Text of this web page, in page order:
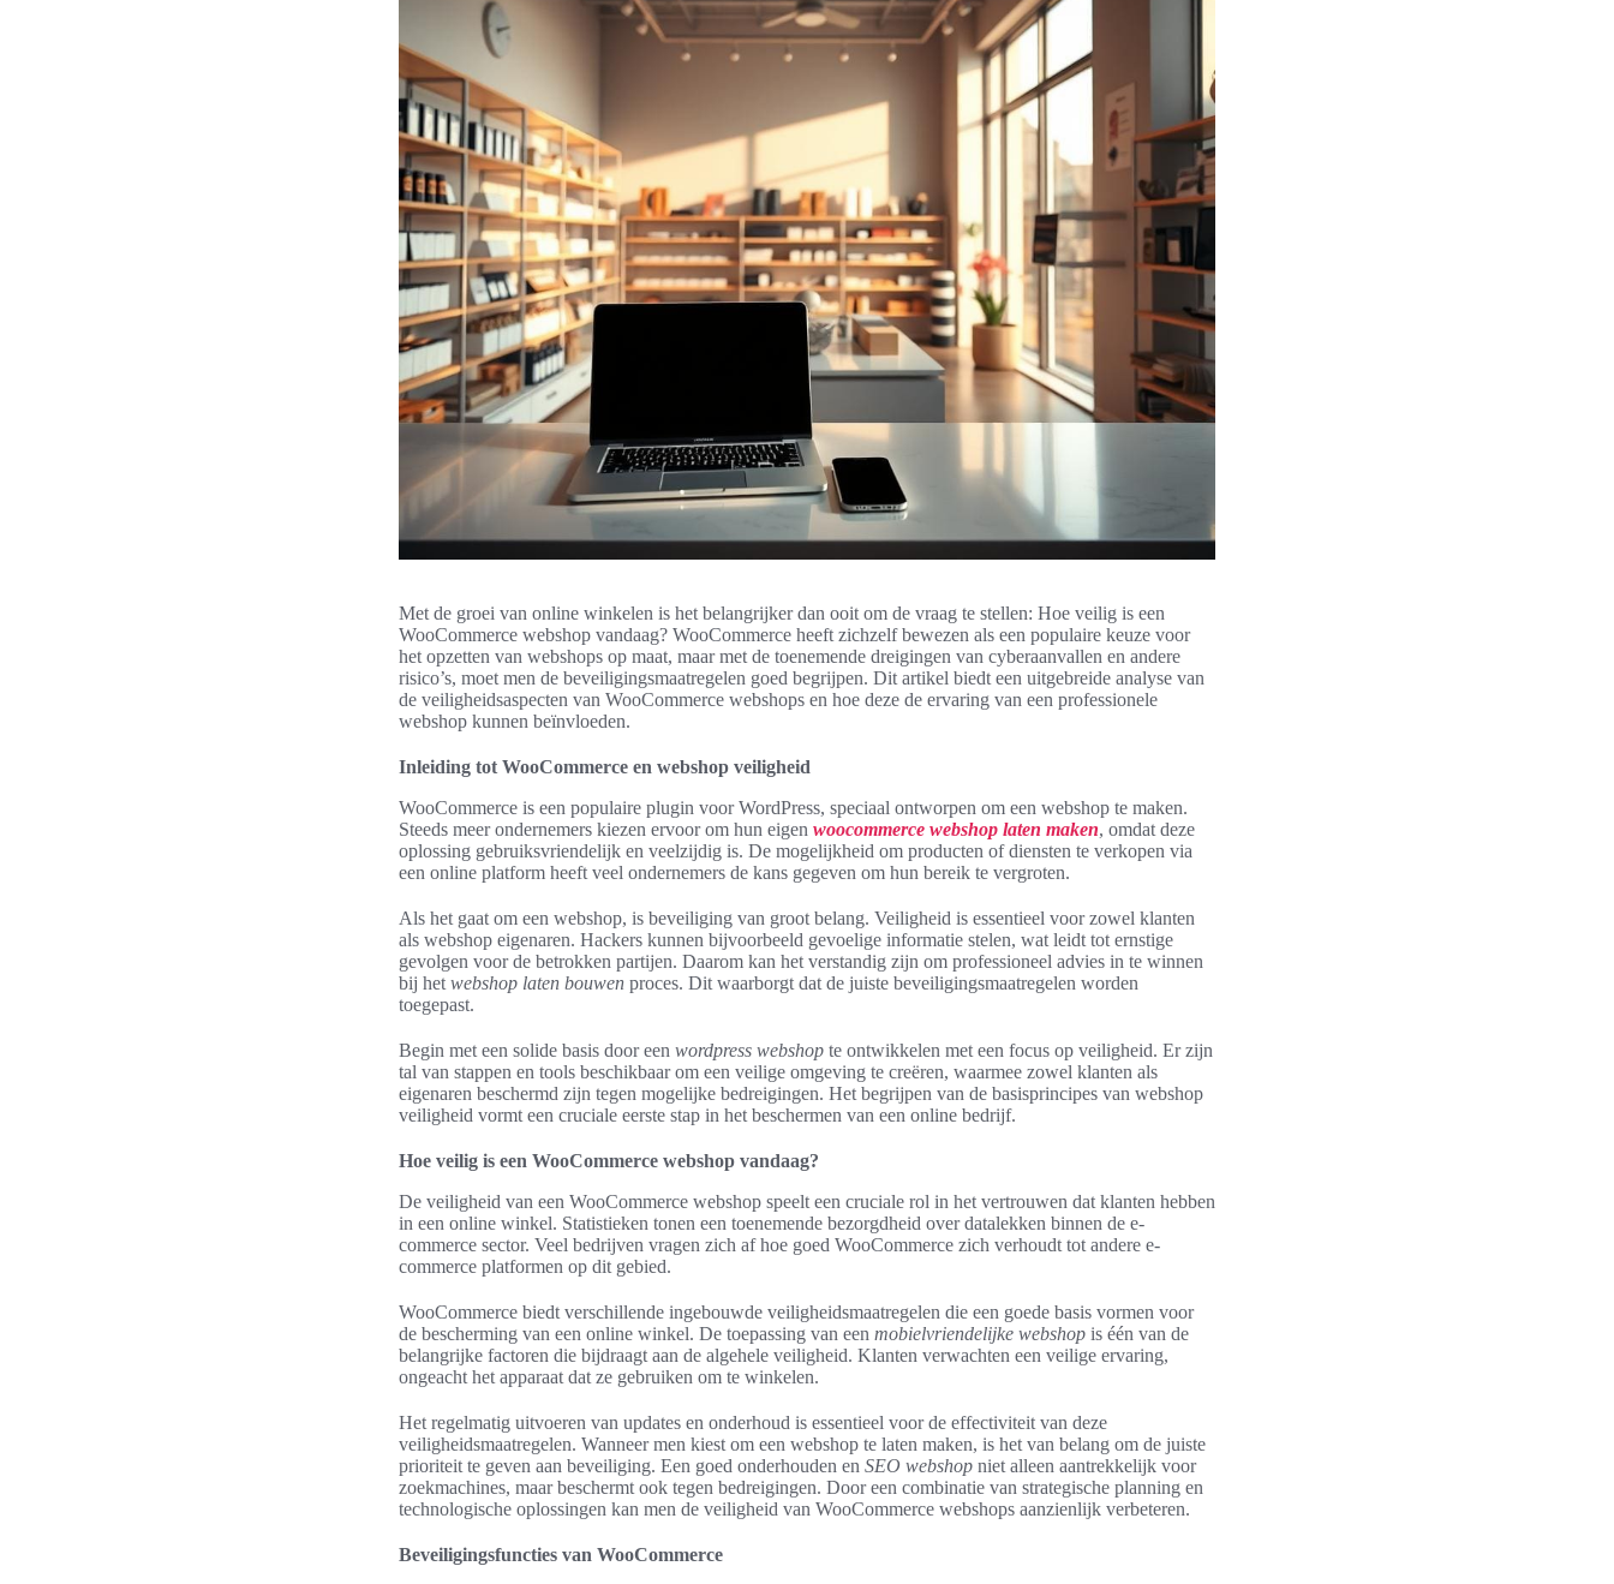
Met de groei van online winkelen is het belangrijker dan ooit om de vraag te stellen: Hoe veilig is een
WooCommerce webshop vandaag? WooCommerce heeft zichzelf bewezen als een populaire keuze voor
het opzetten van webshops op maat, maar met de toenemende dreigingen van cyberaanvallen en andere
risico’s, moet men de beveiligingsmaatregelen goed begrijpen. Dit artikel biedt een uitgebreide analyse van
de veiligheidsaspecten van WooCommerce webshops en hoe deze de ervaring van een professionele
webshop kunnen beïnvloeden.
Inleiding tot WooCommerce en webshop veiligheid
WooCommerce is een populaire plugin voor WordPress, speciaal ontworpen om een webshop te maken.
Steeds meer ondernemers kiezen ervoor om hun eigen woocommerce webshop laten maken, omdat deze
oplossing gebruiksvriendelijk en veelzijdig is. De mogelijkheid om producten of diensten te verkopen via
een online platform heeft veel ondernemers de kans gegeven om hun bereik te vergroten.
Als het gaat om een webshop, is beveiliging van groot belang. Veiligheid is essentieel voor zowel klanten
als webshop eigenaren. Hackers kunnen bijvoorbeeld gevoelige informatie stelen, wat leidt tot ernstige
gevolgen voor de betrokken partijen. Daarom kan het verstandig zijn om professioneel advies in te winnen
bij het webshop laten bouwen proces. Dit waarborgt dat de juiste beveiligingsmaatregelen worden
toegepast.
Begin met een solide basis door een wordpress webshop te ontwikkelen met een focus op veiligheid. Er zijn
tal van stappen en tools beschikbaar om een veilige omgeving te creëren, waarmee zowel klanten als
eigenaren beschermd zijn tegen mogelijke bedreigingen. Het begrijpen van de basisprincipes van webshop
veiligheid vormt een cruciale eerste stap in het beschermen van een online bedrijf.
Hoe veilig is een WooCommerce webshop vandaag?
De veiligheid van een WooCommerce webshop speelt een cruciale rol in het vertrouwen dat klanten hebben
in een online winkel. Statistieken tonen een toenemende bezorgdheid over datalekken binnen de e-
commerce sector. Veel bedrijven vragen zich af hoe goed WooCommerce zich verhoudt tot andere e-
commerce platformen op dit gebied.
WooCommerce biedt verschillende ingebouwde veiligheidsmaatregelen die een goede basis vormen voor
de bescherming van een online winkel. De toepassing van een mobielvriendelijke webshop is één van de
belangrijke factoren die bijdraagt aan de algehele veiligheid. Klanten verwachten een veilige ervaring,
ongeacht het apparaat dat ze gebruiken om te winkelen.
Het regelmatig uitvoeren van updates en onderhoud is essentieel voor de effectiviteit van deze
veiligheidsmaatregelen. Wanneer men kiest om een webshop te laten maken, is het van belang om de juiste
prioriteit te geven aan beveiliging. Een goed onderhouden en SEO webshop niet alleen aantrekkelijk voor
zoekmachines, maar beschermt ook tegen bedreigingen. Door een combinatie van strategische planning en
technologische oplossingen kan men de veiligheid van WooCommerce webshops aanzienlijk verbeteren.
Beveiligingsfuncties van WooCommerce